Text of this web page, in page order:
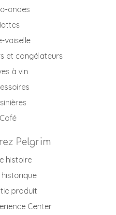
ondes
vaiselle
et congélateurs
à vin
Café
Pelgrim
histoire
produit
Center